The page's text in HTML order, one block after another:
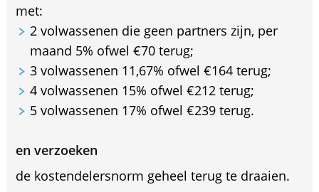
met:
2 volwassenen die geen partners zijn, per
maand 5% ofwel €70 terug;
3 volwassenen 11,67% ofwel €164 terug;
4 volwassenen 15% ofwel €212 terug;
5 volwassenen 17% ofwel €239 terug.
en verzoeken
de kostendelersnorm geheel terug te draaien.